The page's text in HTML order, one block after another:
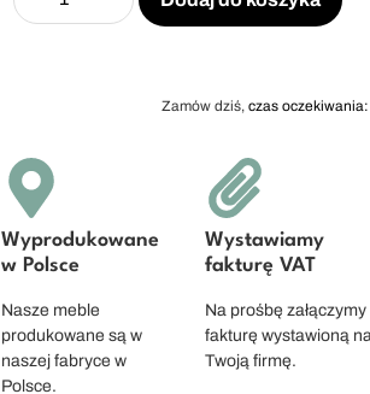
Zamów dziś, czas
Wyprodukowane
w Polsce
Nasze meble
produkowane są w
naszej fabryce w
Polsce.
Wystawiamy
fakturę VAT
Na prośbę załączymy
fakturę wystawioną
Twoją firmę.